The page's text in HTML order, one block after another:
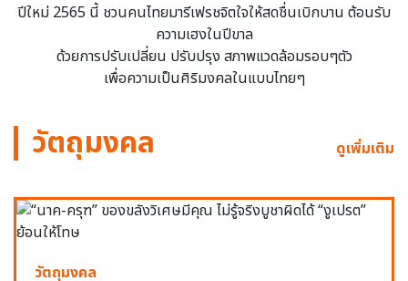
ปีใหม่ 2565 นี้ ชวนคนไทยมารีเฟรชจิตใจให้สดชื่นเบิกบาน ต้อนรับ
ความเฮงในปีขาล
ด้วยการปรับเปลี่ยน ปรับปรุง สภาพแวดล้อมรอบๆตัว
เพื่อความเป็นศิริมงคลในแบบไทยๆ
วัตถุมงคล ดูเพิ่มเติม
วัตถุมงคล